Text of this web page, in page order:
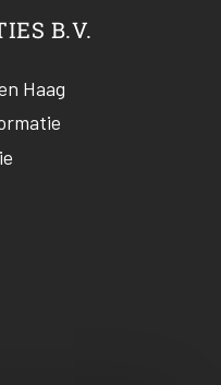
B.V.
Haag